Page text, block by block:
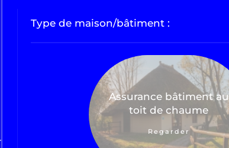
Type de maison/bâtiment :
Assurance bâtiment au
toit de chaume
Regarder